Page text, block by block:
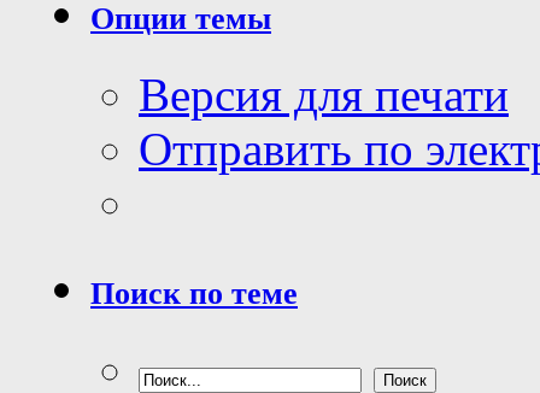
Опции темы
Версия для печати
Отправить по
Поиск по теме